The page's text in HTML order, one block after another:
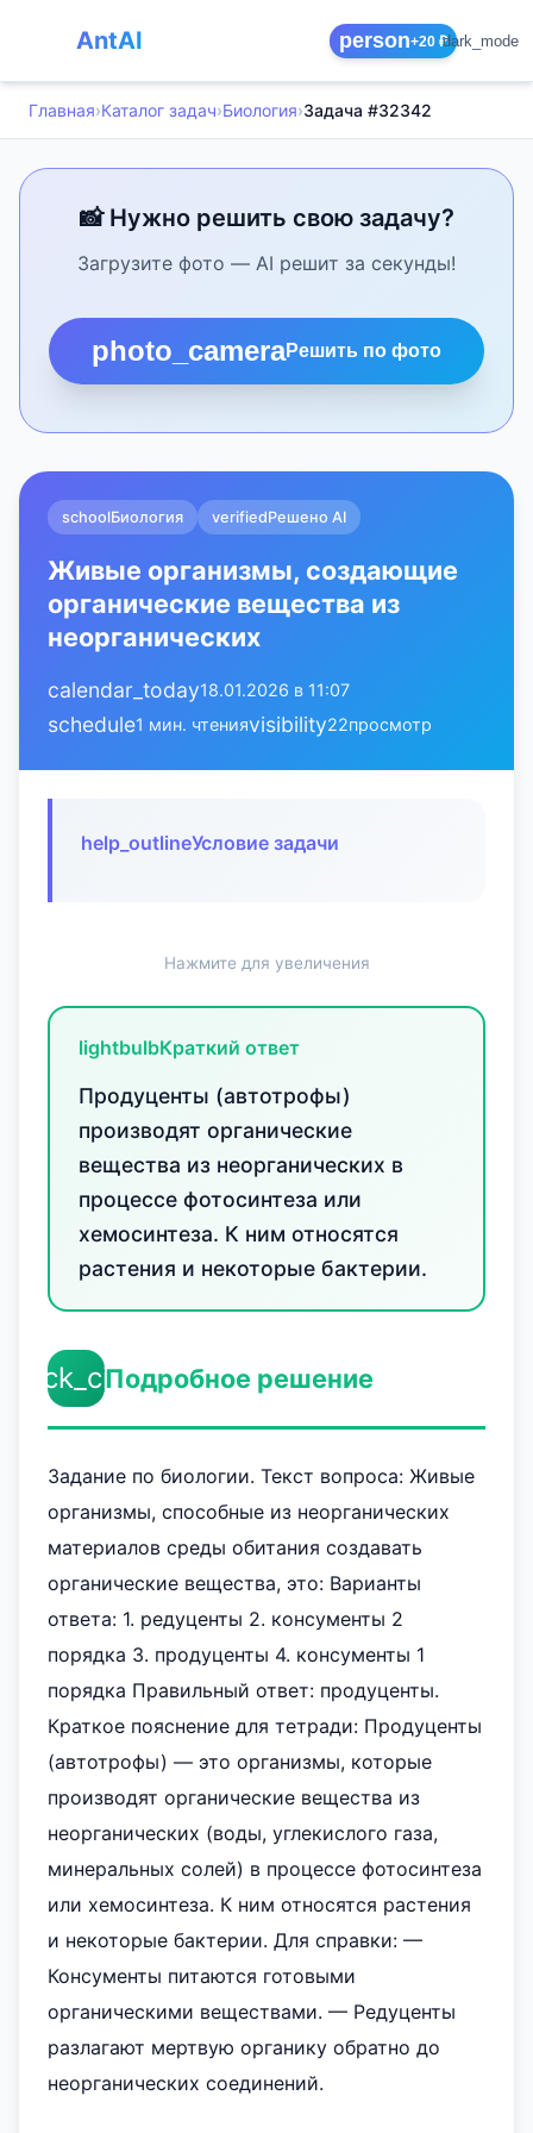
AntAI person+20 ₽dark_mode
Главная›Каталог задач›Биология›Задача #32342
📸 Нужно решить свою задачу?
Загрузите фото — AI решит за секунды!
photo_cameraРешить по фото
schoolБиология verifiedРешено AI
Живые организмы, создающие
органические вещества из
неорганических
calendar_today18.01.2026 в 11:07
schedule1 мин. чтенияvisibility22просмотр
help_outlineУсловие задачи
Нажмите для увеличения
lightbulbКраткий ответ
Продуценты (автотрофы)
производят органические
вещества из неорганических в
процессе фотосинтеза или
хемосинтеза. К ним относятся
растения и некоторые бактерии.
Подробное решение
Задание по биологии. Текст вопроса: Живые
организмы, способные из неорганических
материалов среды обитания создавать
органические вещества, это: Варианты
ответа: 1. редуценты 2. консументы 2
порядка 3. продуценты 4. консументы 1
порядка Правильный ответ: продуценты.
Краткое пояснение для тетради: Продуценты
(автотрофы) — это организмы, которые
производят органические вещества из
неорганических (воды, углекислого газа,
минеральных солей) в процессе фотосинтеза
или хемосинтеза. К ним относятся растения
и некоторые бактерии. Для справки: —
Консументы питаются готовыми
органическими веществами. — Редуценты
разлагают мертвую органику обратно до
неорганических соединений.